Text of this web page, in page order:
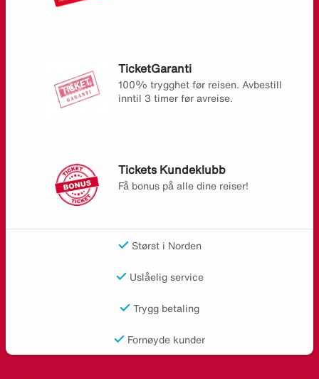
TicketGaranti
100% trygghet før reisen. Avbestill
inntil 3 timer før avreise.
Tickets Kundeklubb
Få bonus på alle dine reiser!
Størst i Norden
Uslåelig service
Trygg betaling
Fornøyde kunder